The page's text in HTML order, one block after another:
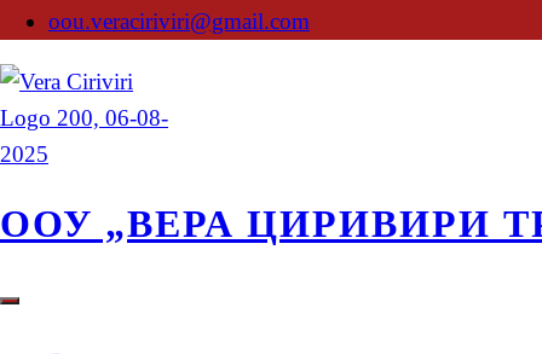
oou.veraciriviri@gmail.com
ООУ „ВЕРА ЦИРИВИРИ